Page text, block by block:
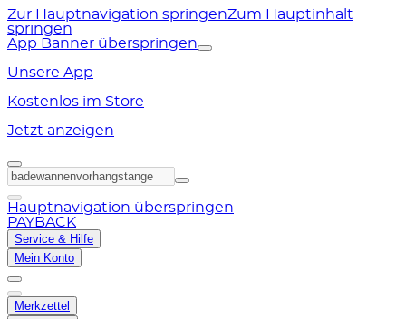
Zur Hauptnavigation springenZum Hauptinhalt
springen
App Banner überspringen
Unsere App
Kostenlos im Store
Jetzt anzeigen
Hauptnavigation überspringen
PAYBACK
Service & Hilfe
Mein Konto
Merkzettel